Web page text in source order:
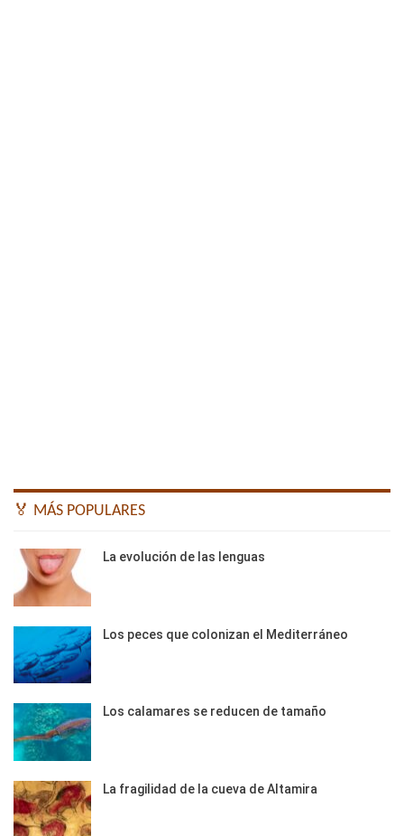
🏅 MÁS POPULARES
La evolución de las lenguas
Los peces que colonizan el Mediterráneo
Los calamares se reducen de tamaño
La fragilidad de la cueva de Altamira